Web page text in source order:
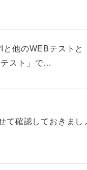
他のWEBテストと
スト」で…
て確認しておきまし